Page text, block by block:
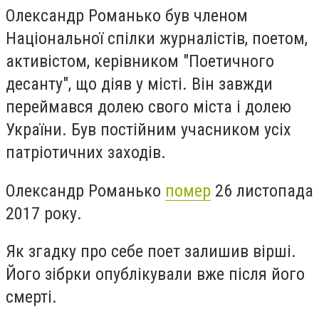
Олександр Романько був членом
Національної спілки журналістів, поетом,
активістом, керівником "Поетичного
десанту", що діяв у місті. Він завжди
переймався долею свого міста і долею
України. Був постійним учасником усіх
патріотичних заходів.
Олександр Романько помер 26 листопада
2017 року.
Як згадку про себе поет залишив вірші.
Його зібрки опублікували вже після його
смерті.